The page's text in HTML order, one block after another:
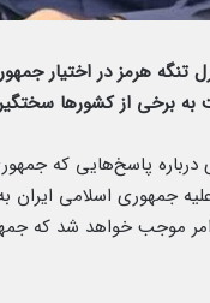
هرمز در اختیار
به برخی از کشورها
پاسخ‌هایی که
علیه جمهوری اسلامی
موجب خواهد شد که